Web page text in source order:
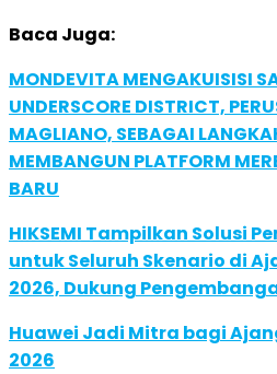
Baca Juga:
MONDEVITA MENGAKUISISI
UNDERSCORE DISTRICT,
MAGLIANO, SEBAGAI
MEMBANGUN PLATFORM
BARU
HIKSEMI Tampilkan Solusi
untuk Seluruh Skenario di
2026, Dukung
Huawei Jadi Mitra bagi
2026